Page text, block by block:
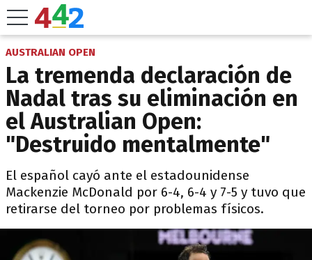
AUSTRALIAN OPEN
La tremenda declaración de
Nadal tras su eliminación en
el Australian Open:
"Destruido mentalmente"
El español cayó ante el estadounidense
Mackenzie McDonald por 6-4, 6-4 y 7-5 y tuvo que
retirarse del torneo por problemas físicos.